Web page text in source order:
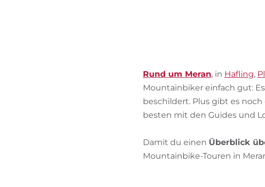
Rund um Meran, in Hafling,
Mountainbiker einfach gut:
beschildert. Plus gibt es noch
besten mit den Guides und
Damit du einen Überblick
Mountainbike-Touren in